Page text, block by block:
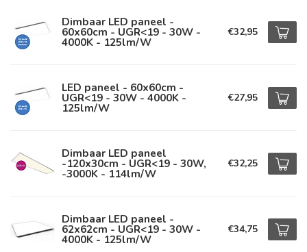
Dimbaar LED paneel -
60x60cm - UGR<19 - 30W -
4000K - 125lm/W
€32,95
LED paneel - 60x60cm -
UGR<19 - 30W - 4000K -
125lm/W
€27,95
Dimbaar LED paneel
-120x30cm - UGR<19 - 30W,
-3000K - 114lm/W
€32,25
Dimbaar LED paneel -
62x62cm - UGR<19 - 30W -
4000K - 125lm/W
€34,75